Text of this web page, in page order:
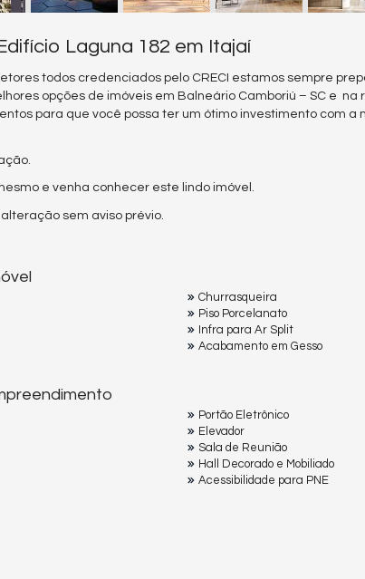
Laguna 182 em Itajaí
todos credenciados pelo CRECI estamos sempre
opções de imóveis em Balneário Camboriú – SC e na
para que você possa ter um ótimo investimento com a
e venha conhecer este lindo imóvel.
sem aviso prévio.
Churrasqueira
Piso Porcelanato
Infra para Ar Split
Acabamento em Gesso
Portão Eletrônico
Elevador
Sala de Reunião
Hall Decorado e Mobiliado
Acessibilidade para PNE